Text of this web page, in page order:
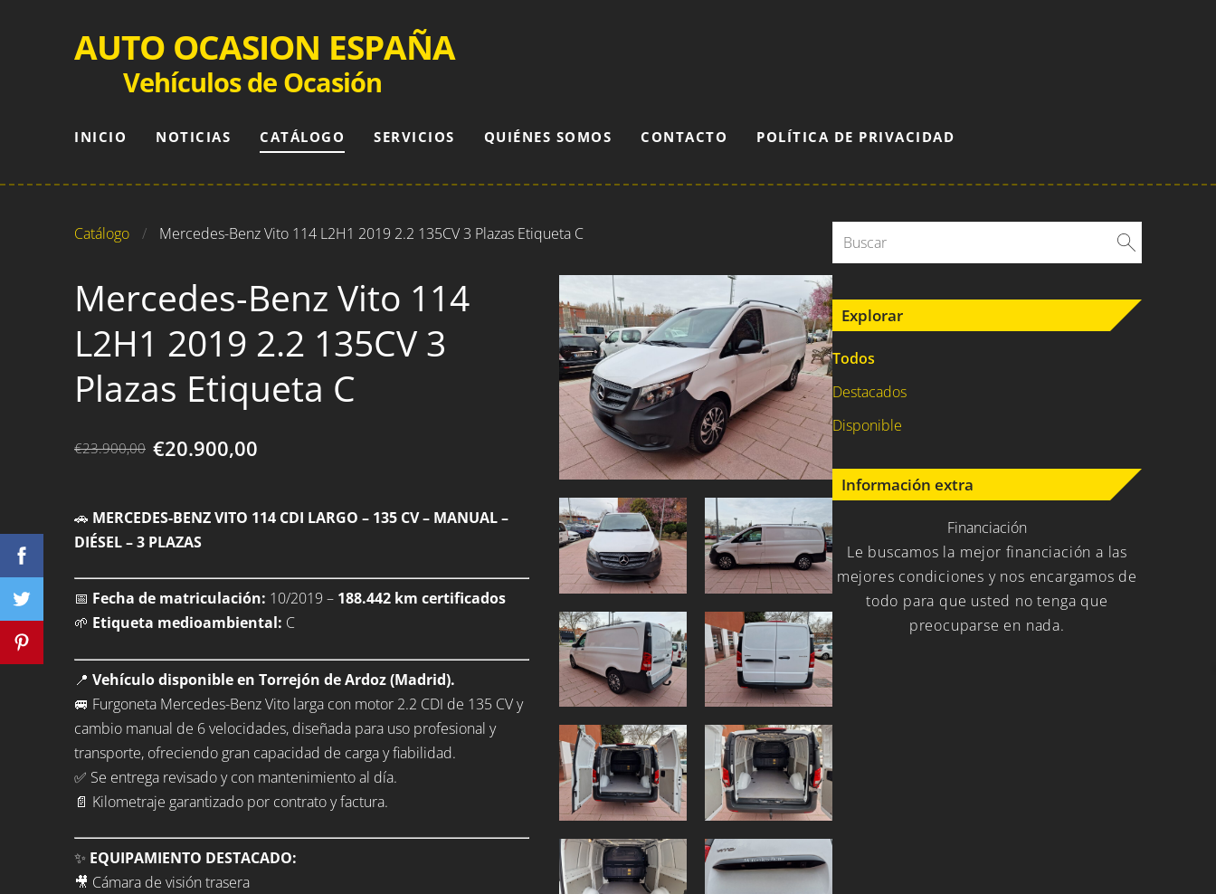
AUTO OCASION ESPAÑA
Vehículos de Ocasión
INICIO NOTICIAS CATÁLOGO SERVICIOS QUIÉNES SOMOS CONTACTO POLÍTICA DE PRIVACIDAD
Explorar
Todos
Destacados
Disponible
Información extra
Financiación
Le buscamos la mejor financiación a las
mejores condiciones y nos encargamos de
todo para que usted no tenga que
preocuparse en nada.
Catálogo Mercedes-Benz Vito 114 L2H1 2019 2.2 135CV 3 Plazas Etiqueta C
Mercedes-Benz Vito 114
L2H1 2019 2.2 135CV 3
Plazas Etiqueta C
€23.900,00 €20.900,00
🚗 MERCEDES-BENZ VITO 114 CDI LARGO – 135 CV – MANUAL –
DIÉSEL – 3 PLAZAS
📅 Fecha de matriculación: 10/2019 – 188.442 km certificados
🌱 Etiqueta medioambiental: C
📍 Vehículo disponible en Torrejón de Ardoz (Madrid).
🚐 Furgoneta Mercedes-Benz Vito larga con motor 2.2 CDI de 135 CV y
cambio manual de 6 velocidades, diseñada para uso profesional y
transporte, ofreciendo gran capacidad de carga y fiabilidad.
✅ Se entrega revisado y con mantenimiento al día.
📄 Kilometraje garantizado por contrato y factura.
✨ EQUIPAMIENTO DESTACADO:
🎥 Cámara de visión trasera